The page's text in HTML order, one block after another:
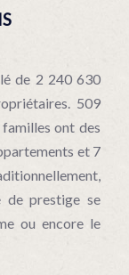
de 2 240 630
509
ont des
et 7
de prestige se
ou encore le